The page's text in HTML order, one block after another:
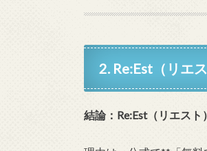
2. Re:Est（リエ
結論：Re:Est（リエスト